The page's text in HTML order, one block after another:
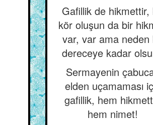
Gafillik de hikmettir,
kör oluşun da bir
var, var ama neden
dereceye kadar
Sermayenin
elden uçamaması
gafillik, hem
hem nimet!